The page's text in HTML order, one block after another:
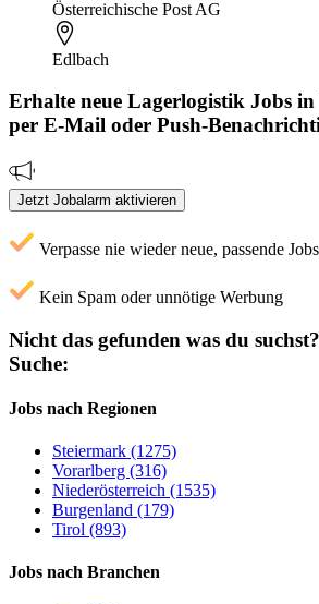
Österreichische Post AG
Edlbach
Erhalte neue Lagerlogistik Jobs in
per E-Mail oder Push-
Jetzt Jobalarm aktivieren
Verpasse nie wieder neue, passende Jobs
Kein Spam oder unnötige Werbung
Nicht das gefunden was du suchst?
Suche:
Jobs nach Regionen
Steiermark (1275)
Vorarlberg (316)
Niederösterreich (1535)
Burgenland (179)
Tirol (893)
Jobs nach Branchen